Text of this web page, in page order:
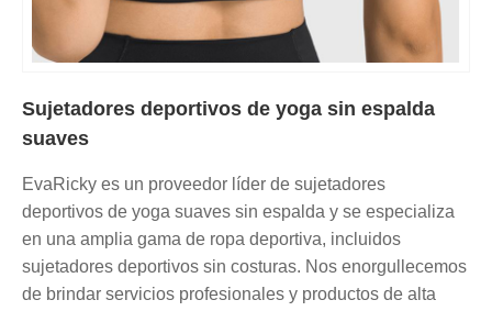
Sujetadores deportivos de yoga sin espalda
suaves
EvaRicky es un proveedor líder de sujetadores
deportivos de yoga suaves sin espalda y se especializa
en una amplia gama de ropa deportiva, incluidos
sujetadores deportivos sin costuras. Nos enorgullecemos
de brindar servicios profesionales y productos de alta